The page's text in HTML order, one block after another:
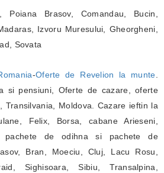
Poiana Brasov, Comandau, Bucin,
Izvoru Muresului, Gheorgheni,
Sovata
-Oferte de Revelion la munte
si pensiuni, Oferte de cazare, oferte
Transilvania, Moldova. Cazare ieftin la
Felix, Borsa, cabane Arieseni,
pachete de odihna si pachete de
Bran, Moeciu, Cluj, Lacu Rosu,
Sighisoara, Sibiu, Transalpina,